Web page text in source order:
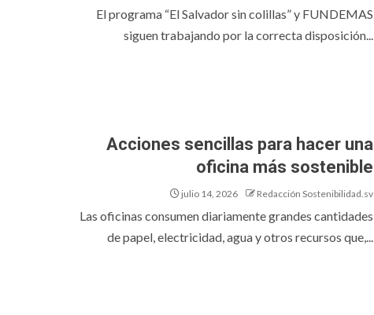
El programa “El Salvador sin colillas” y FUNDEMAS
siguen trabajando por la correcta disposición...
Acciones sencillas para hacer una
oficina más sostenible
julio 14, 2026 Redacción Sostenibilidad.sv
Las oficinas consumen diariamente grandes cantidades
de papel, electricidad, agua y otros recursos que,...